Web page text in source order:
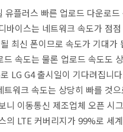
유플러스 빠른 업로드 다운로
바이스는 네트워크 속도가 점
최신 폰이므로 속도가 기대가
드 속도는 물론 업로드 속도도
LG G4 출시일이 기다려집니
트워크 속도는 상당히 빠를 것
니 이동통신 제조업체 오픈 시
의 LTE 커버리지가 99%로 세